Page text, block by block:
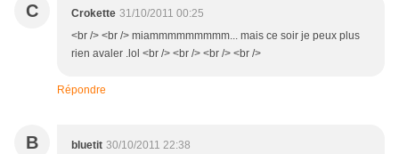
C Crokette 31/10/2011 00:25
<br /> <br /> miammmmmmmmm... mais ce soir je peux plus
rien avaler .lol <br /> <br /> <br /> <br />
Répondre
B bluetit 30/10/2011 22:38